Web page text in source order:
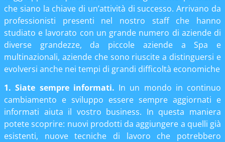
che siano la chiave di un’attività di successo. Arrivano da
professionisti presenti nel nostro staff che hanno
studiato e lavorato con un grande numero di aziende di
diverse grandezze, da piccole aziende a Spa e
multinazionali, aziende che sono riuscite a distinguersi e
evolversi anche nei tempi di grandi difficoltà economiche
1. Siate sempre informati. In un mondo in continuo
cambiamento e sviluppo essere sempre aggiornati e
informati aiuta il vostro business. In questa maniera
potete scoprire: nuovi prodotti da aggiungere a quelli già
esistenti, nuove tecniche di lavoro che potrebbero